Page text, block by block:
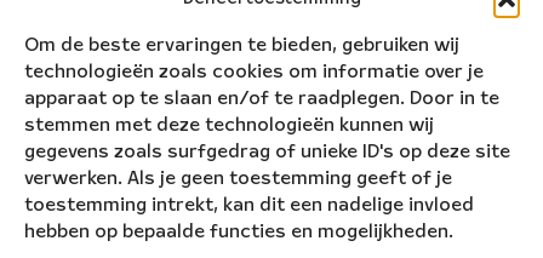
Om de beste ervaringen te bieden, gebruiken wij
technologieën zoals cookies om informatie over je
apparaat op te slaan en/of te raadplegen. Door in te
stemmen met deze technologieën kunnen wij
gegevens zoals surfgedrag of unieke ID's op deze site
verwerken. Als je geen toestemming geeft of je
toestemming intrekt, kan dit een nadelige invloed
hebben op bepaalde functies en mogelijkheden.
Nederlands Blazers Ensemble